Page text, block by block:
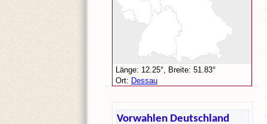
Vorwahlen Deutschland